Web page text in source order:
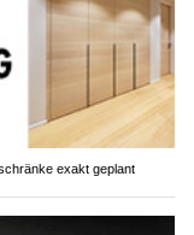
exakt geplant